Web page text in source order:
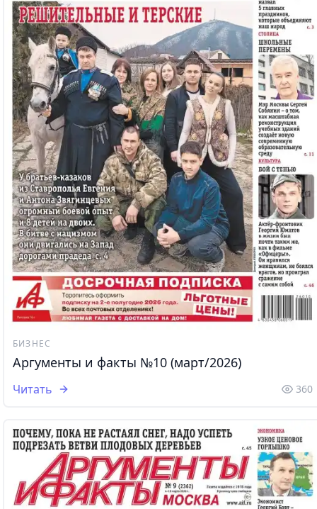
БИЗНЕС
Аргументы и факты №10 (март/2026)
Читать 360